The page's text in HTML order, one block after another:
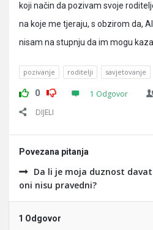
koji način da pozivam svoje
na koje me tjeraju, s obzirom da,
nisam na stupnju da im mogu
pozivanje roditelji savjetovanje
0 1 Odgovor
DIJELI
Povezana pitanja
Da li je moja duznost
oni nisu pravedni?
1 Odgovor